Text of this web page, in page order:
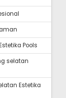
Pools
selatan
Estetika